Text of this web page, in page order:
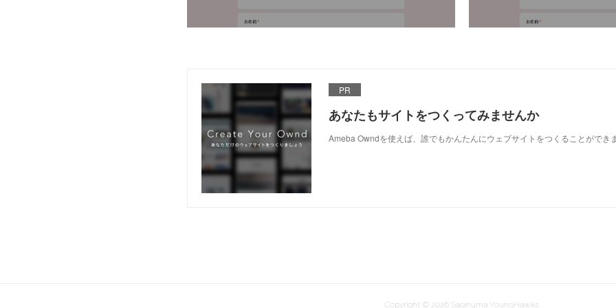
PR
あなたもサイトをつくってみませんか
Ameba Owndを使えば、誰でもかんたんにウェブサイトをつくることができ
Copyright © 2026 Saginuma YoungHawks